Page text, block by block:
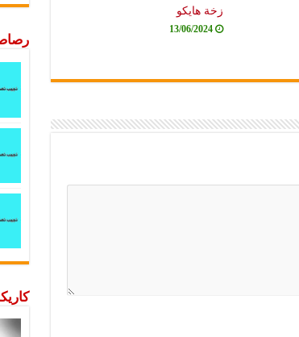
زخة هايكو
13/06/2024